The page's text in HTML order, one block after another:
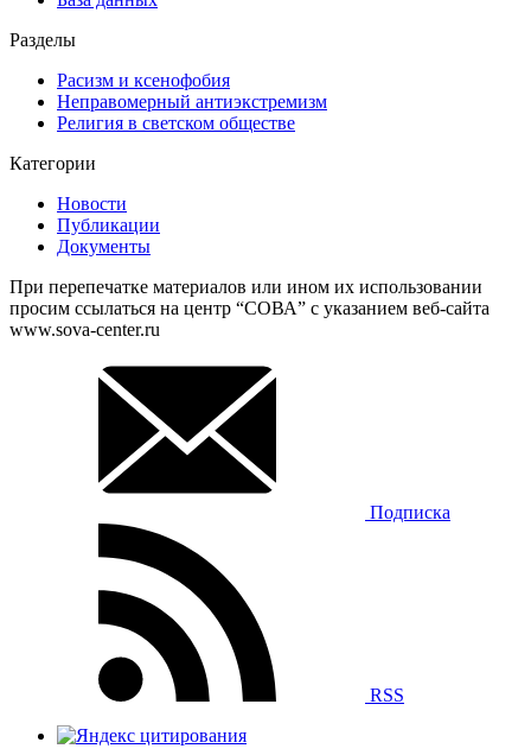
Разделы
Расизм и ксенофобия
Неправомерный антиэкстремизм
Религия в светском обществе
Категории
Новости
Публикации
Документы
При перепечатке материалов или ином их использовании
просим ссылаться на центр “СОВА” с указанием веб-сайта
www.sova-center.ru
Подписка
RSS